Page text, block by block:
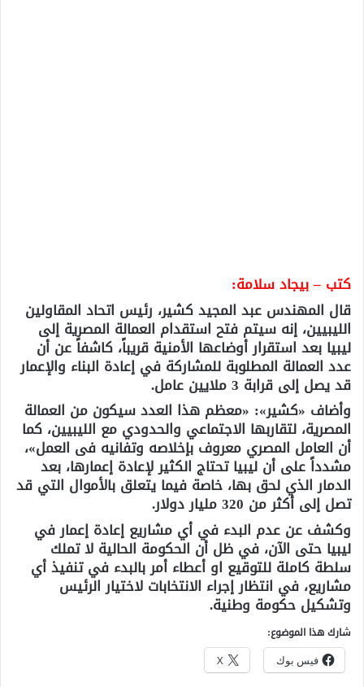
كتب – بيجاد سلامة:
قال المهندس عبد المجيد كشير، رئيس اتحاد المقاولين
الليبيين، إنه سيتم فتح استقدام العمالة المصرية إلى
ليبيا بعد استقرار أوضاعها الأمنية قريباً، كاشفاً عن أن
عدد العمالة المطلوبة للمشاركة في إعادة البناء والإعمار
قد يصل إلى قرابة 3 ملايين عامل.
وأضاف «كشير»: «معظم هذا العدد سيكون من العمالة
المصرية، لتقاربها الاجتماعي والحدودي مع الليبيين، كما
أن العامل المصري معروف بإخلاصه وتفانيه فى العمل»،
مشدداً على أن ليبيا تحتاج الكثير لإعادة إعمارها، بعد
الدمار الذي لحق بها، خاصة فيما يتعلق بالأموال التي قد
تصل إلى أكثر من 320 مليار دولار.
وكشف عن عدم البدء في أي مشاريع إعادة إعمار في
ليبيا حتى الآن، في ظل أن الحكومة الحالية لا تملك
سلطة كاملة للتوقيع او أعطاء أمر بالبدء في تنفيذ أي
مشاريع، في انتظار إجراء الانتخابات لاختيار الرئيس
وتشكيل حكومة وطنية.
شارك هذا الموضوع:
فيس بوك X